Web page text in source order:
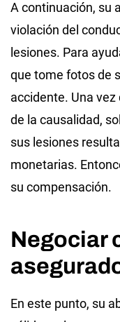
A continuación, su
violación del
lesiones. Para
que tome fotos de
accidente. Una
de la causalidad,
sus lesiones
monetarias.
su compensación.
Negociar
En este punto, su